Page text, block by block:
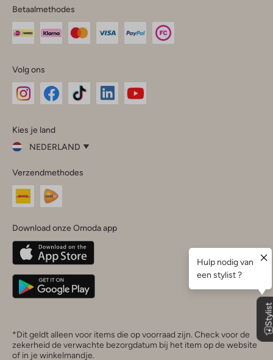
Betaalmethodes
Volg ons
InstagramFacebook
Kies je land
NEDERLAND
je
land
Nederland
Belgique(Français)
Deutschland
Verzendmethodes
Download onze Omoda app
*Dit geldt alleen voor items die op voorraad zijn. Check voor de
zekerheid de verwachte bezorgdatum bij het item op de website
of in je winkelmandje.